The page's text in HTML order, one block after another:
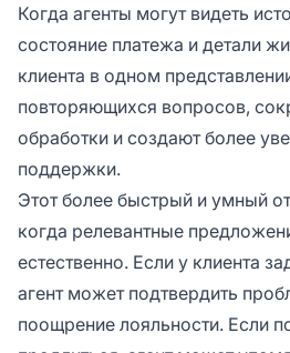
Когда агенты могут видеть
состояние платежа и детали
клиента в одном
повторяющихся вопросов,
обработки и создают более
поддержки.
Этот более быстрый и умный
когда релевантные
естественно. Если у клиента
агент может подтвердить
поощрение лояльности. Если